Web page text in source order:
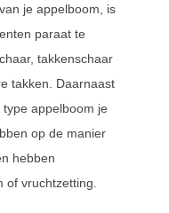
je appelboom, is
paraat te
takkenschaar
takken. Daarnaast
appelboom je
op de manier
hebben
vruchtzetting.